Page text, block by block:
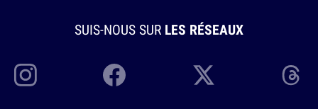
SUIS-NOUS SUR LES RÉSEAUX